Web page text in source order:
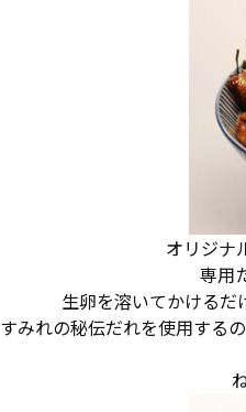
オリジナ
専用
生卵を溶いてかけるだ
すみれの秘伝だれを使用する